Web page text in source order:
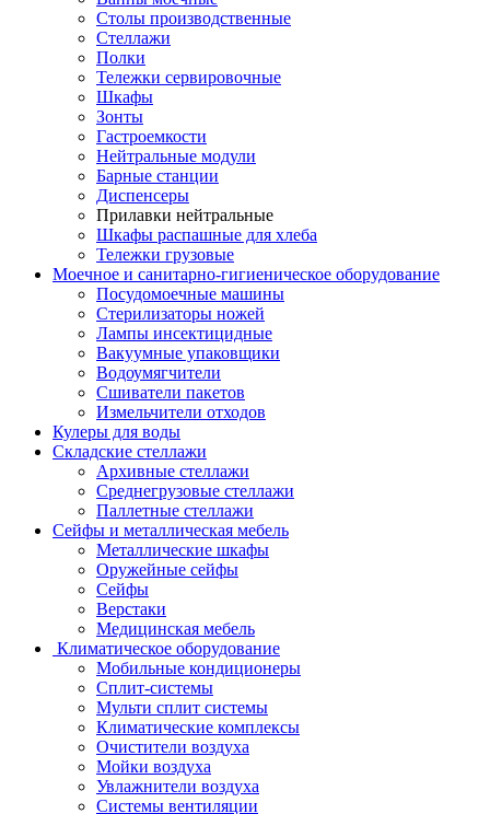
Столы производственные
Стеллажи
Полки
Тележки сервировочные
Шкафы
Зонты
Гастроемкости
Нейтральные модули
Барные станции
Диспенсеры
Прилавки нейтральные
Шкафы распашные для хлеба
Тележки грузовые
Моечное и санитарно-гигиеническое оборудование
Посудомоечные машины
Стерилизаторы ножей
Лампы инсектицидные
Вакуумные упаковщики
Водоумягчители
Сшиватели пакетов
Измельчители отходов
Кулеры для воды
Складские стеллажи
Архивные стеллажи
Среднегрузовые стеллажи
Паллетные стеллажи
Сейфы и металлическая мебель
Металлические шкафы
Оружейные сейфы
Сейфы
Верстаки
Медицинская мебель
Климатическое оборудование
Мобильные кондиционеры
Сплит-системы
Мульти сплит системы
Климатические комплексы
Очистители воздуха
Мойки воздуха
Увлажнители воздуха
Системы вентиляции